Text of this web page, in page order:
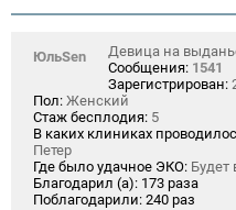
и
ЮльSen
Девица на
Сообщения: 1541
Зарегистрирован:
Пол: Женский
Стаж бесплодия: 5
В каких клиниках
Петер
Где было удачное ЭКО: Будет
Благодарил (а): 173 раза
Поблагодарили: 240 раз